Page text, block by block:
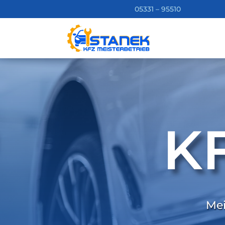
05331 – 95510